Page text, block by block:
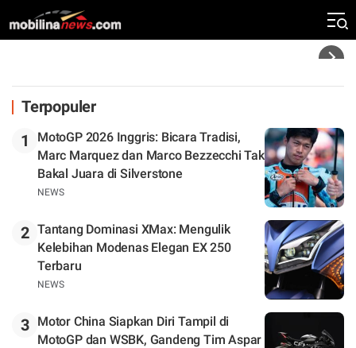
Silverstone. Seri Selanjutnya Belum Jelas
Terpopuler
1
MotoGP 2026 Inggris: Bicara Tradisi,
Marc Marquez dan Marco Bezzecchi Tak
Bakal Juara di Silverstone
NEWS
2 Tantang Dominasi XMax: Mengulik
Kelebihan Modenas Elegan EX 250
Terbaru
NEWS
3
Motor China Siapkan Diri Tampil di
MotoGP dan WSBK, Gandeng Tim Aspar